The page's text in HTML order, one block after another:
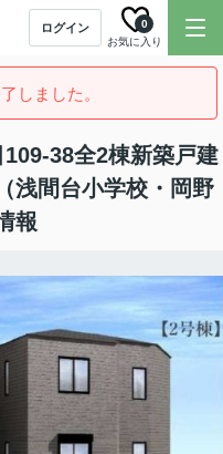
ログイン
お気に入り
0
しました。
109-38全2棟新築戸建
間台小学校・岡野
報